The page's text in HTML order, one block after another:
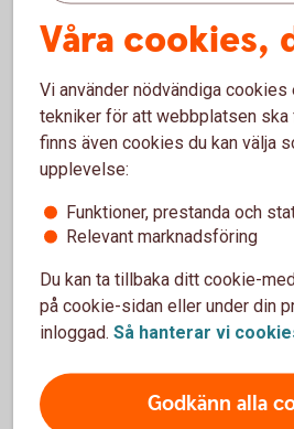
En budget ger koll
Skriv upp hur mycket du får in,
jämför med dina tänkta utgifter
och räkna ihop summan. Nu har
Anmäl konto till
kontoregister
Många arbetsgivare,
Våra cookies,
Vi använder nödvändiga cookies
tekniker för att webbplatsen ska
finns även cookies du kan välja
upplevelse:
Funktioner, prestanda och
Relevant marknadsföring
Du kan ta tillbaka ditt cookie-
på cookie-sidan eller under din
inloggad. Så hanterar vi
Godkänn alla